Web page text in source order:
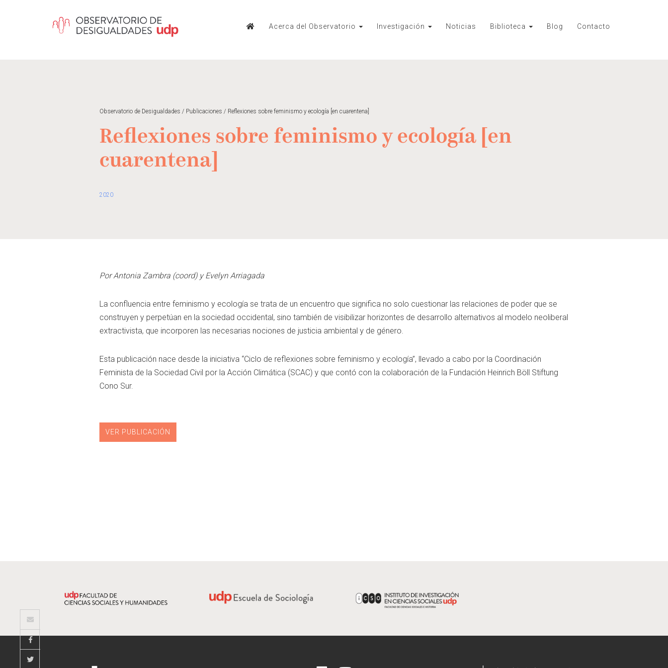
Acerca del Observatorio Investigación Noticias Biblioteca Blog Contacto
Observatorio de Desigualdades / Publicaciones / Reflexiones sobre feminismo y ecología [en cuarentena]
Reflexiones sobre feminismo y ecología [en
cuarentena]
2020
Por Antonia Zambra (coord) y Evelyn Arriagada
La confluencia entre feminismo y ecología se trata de un encuentro que significa no solo cuestionar las relaciones de poder que se
construyen y perpetúan en la sociedad occidental, sino también de visibilizar horizontes de desarrollo alternativos al modelo neoliberal
extractivista, que incorporen las necesarias nociones de justicia ambiental y de género.
Esta publicación nace desde la iniciativa “Ciclo de reflexiones sobre feminismo y ecología”, llevado a cabo por la Coordinación
Feminista de la Sociedad Civil por la Acción Climática (SCAC) y que contó con la colaboración de la Fundación Heinrich Böll Stiftung
Cono Sur.
VER PUBLICACIÓN